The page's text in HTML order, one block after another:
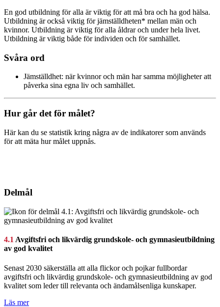
En god utbildning för alla är viktig för att må bra och ha god hälsa.
Utbildning är också viktig för jämställdheten* mellan män och
kvinnor. Utbildning är viktig för alla åldrar och under hela livet.
Utbildning är viktig både för individen och för samhället.
Svåra ord
Jämställdhet: när kvinnor och män har samma möjligheter att
påverka sina egna liv och samhället.
Hur går det för målet?
Här kan du se statistik kring några av de indikatorer som används
för att mäta hur målet uppnås.
Delmål
4.1Avgiftsfri och likvärdig grundskole- och gymnasieutbildning
av god kvalitet
Senast 2030 säkerställa att alla flickor och pojkar fullbordar
avgiftsfri och likvärdig grundskole- och gymnasieutbildning av god
kvalitet som leder till relevanta och ändamålsenliga kunskaper.
Läs mer